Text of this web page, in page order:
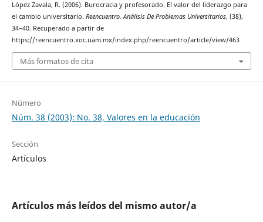
López Zavala, R. (2006). Burocracia y profesorado. El valor del liderazgo para
el cambio universitario. Reencuentro. Análisis De Problemas Universitarios, (38),
34–40. Recuperado a partir de
https://reencuentro.xoc.uam.mx/index.php/reencuentro/article/view/463
Más formatos de cita
Número
Núm. 38 (2003): No. 38, Valores en la educación
Sección
Artículos
Artículos más leídos del mismo autor/a